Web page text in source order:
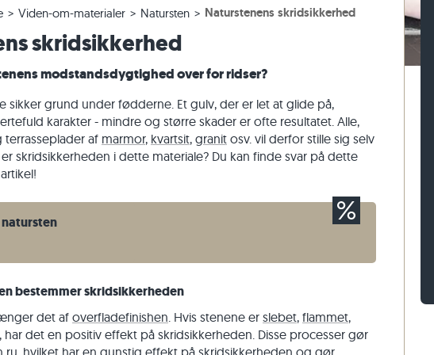
Beige fliser
Grå fliser
Beige terrassefliser
Grå terrassefliser
Belægningssten af kalksten
Trappetrin af gnejs
Trappetrin af kalksten
Mursten af travertin
Marmor
Kvartsit
Travertin
Viden-om-materialer Natursten Naturstenens skridsikkerhed
skridsikkerhed
modstandsdygtighed over for ridser?
sikker grund under fødderne. Et gulv, der er let at glide på,
karakter - mindre og større skader er ofte resultatet. Alle,
af marmor, kvartsit, granitosv. vil derfor stille sig selv
skridsikkerheden i dette materiale? Du kan finde svar på dette
natursten
bestemmer skridsikkerheden
det af overfladefinishen . Hvis stenene er slebet, flammet,
har det en positiv effekt på skridsikkerheden. Disse processer gør
ru, hvilket har en gunstig effekt på skridsikkerheden og gør